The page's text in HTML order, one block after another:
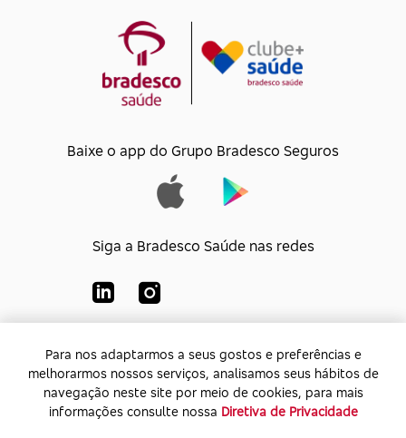
Para nos adaptarmos a seus gostos e preferências e
melhorarmos nossos serviços, analisamos seus hábitos de
navegação neste site por meio de cookies, para mais
informações consulte nossa Diretiva de Privacidade
Baixe o app do Grupo Bradesco Seguros
Siga a Bradesco Saúde nas redes
Bradesco Saúde S/A
CNPJ:92.693.118/0001-60
Endereço:
Av. Rio de Janeiro, 555 - Caju - Rio de
Janeiro - Rio de Janeiro - CEP: 20.931-675
Para nos adaptarmos a seus gostos e preferências e
melhorarmos nossos serviços, analisamos seus hábitos de
navegação neste site por meio de cookies, para mais
informações consulte nossa Diretiva de Privacidade